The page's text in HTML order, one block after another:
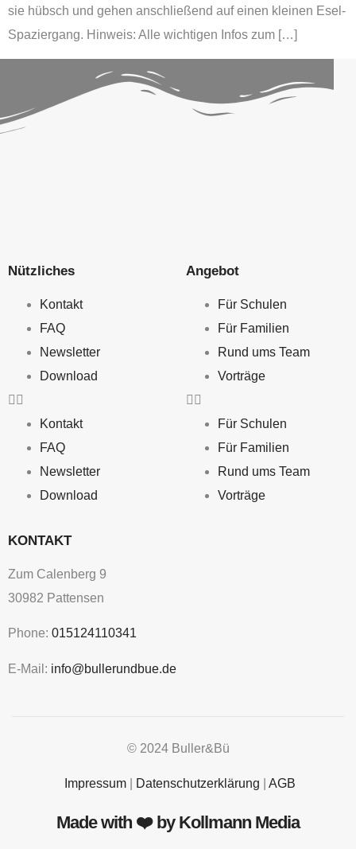
sie hübsch und gehen anschließend auf einen kleinen Esel-
Spaziergang. Hinweis: Alle wichtigen Infos zum […]
Nützliches
Kontakt
FAQ
Newsletter
Download
Kontakt
FAQ
Newsletter
Download
Angebot
Für Schulen
Für Familien
Rund ums Team
Vorträge
Für Schulen
Für Familien
Rund ums Team
Vorträge
KONTAKT
Zum Calenberg 9
30982 Pattensen
Phone: 015124110341
E-Mail: info@bullerundbue.de
© 2024 Buller&Bü
Impressum| Datenschutzerklärung AGB
Made with ❤️ by Kollmann Media